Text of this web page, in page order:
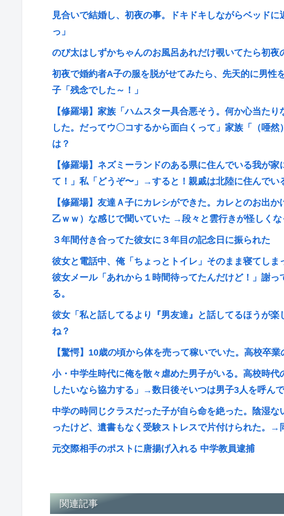
見合いで結婚し、初夜の事。ドキドキしながらベッドに
っ」
のび太はしずかちゃんのお風呂あれだけ覗いてたら初夜
初夜で婚約者A子の服を脱がせてみたら、先天的に男性
子「残念でした～！」
【修羅場】家族「ハムスター具合悪そう。何か心当た
した。だってウ〇コするから面白くって」家族「（唖
は？
【修羅場】ネズミーランドのある県に住んでいる我が
て！」私「どうぞ〜」→すると！親戚は北陸に住んで
【修羅場】友達Ａ子にカレシができた。カレとのお出
乙ｗｗ）な感じで聞いていた →段々と雲行きが怪しくな
３年間付き合ってた彼女に３年目の記念日に振られた
彼女と電話中、俺「ちょっとトイレ」そのまま寝てしま
彼女メール「あれから１時間待ってたんだけど！」謝
る。
彼女「私と話してるより『男友達』と話してるほうが
ね？
【驚愕】10歳の頃から体を売って稼いでいた。高校卒
小・中学生時代に俺を散々虐めた男子がいる。高校時
したいなら協力する」→数日後そいつは男子3人を呼ん
中学の時同じクラスだった子が自ら命を絶った。陰湿
ったけど、遺書もなく受験ストレスで片付けられた。
元交際相手のポストに唐揚げ入れる 中学教員逮捕
関連記事